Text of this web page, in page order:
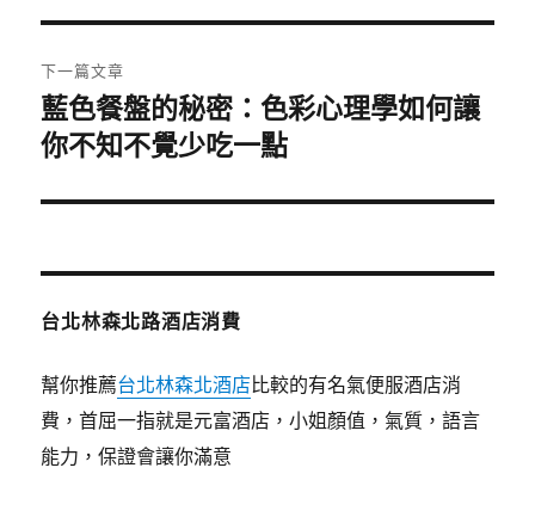
覽
文
章:
下一篇文章
下
一
文
藍色餐盤的秘密：色彩心理學如何讓
你不知不覺少吃一點
台北林森北路酒店消費
幫你推薦台北林森北酒店比較的有名氣便服酒店消
費，首屈一指就是元富酒店，小姐顏值，氣質，語言
能力，保證會讓你滿意